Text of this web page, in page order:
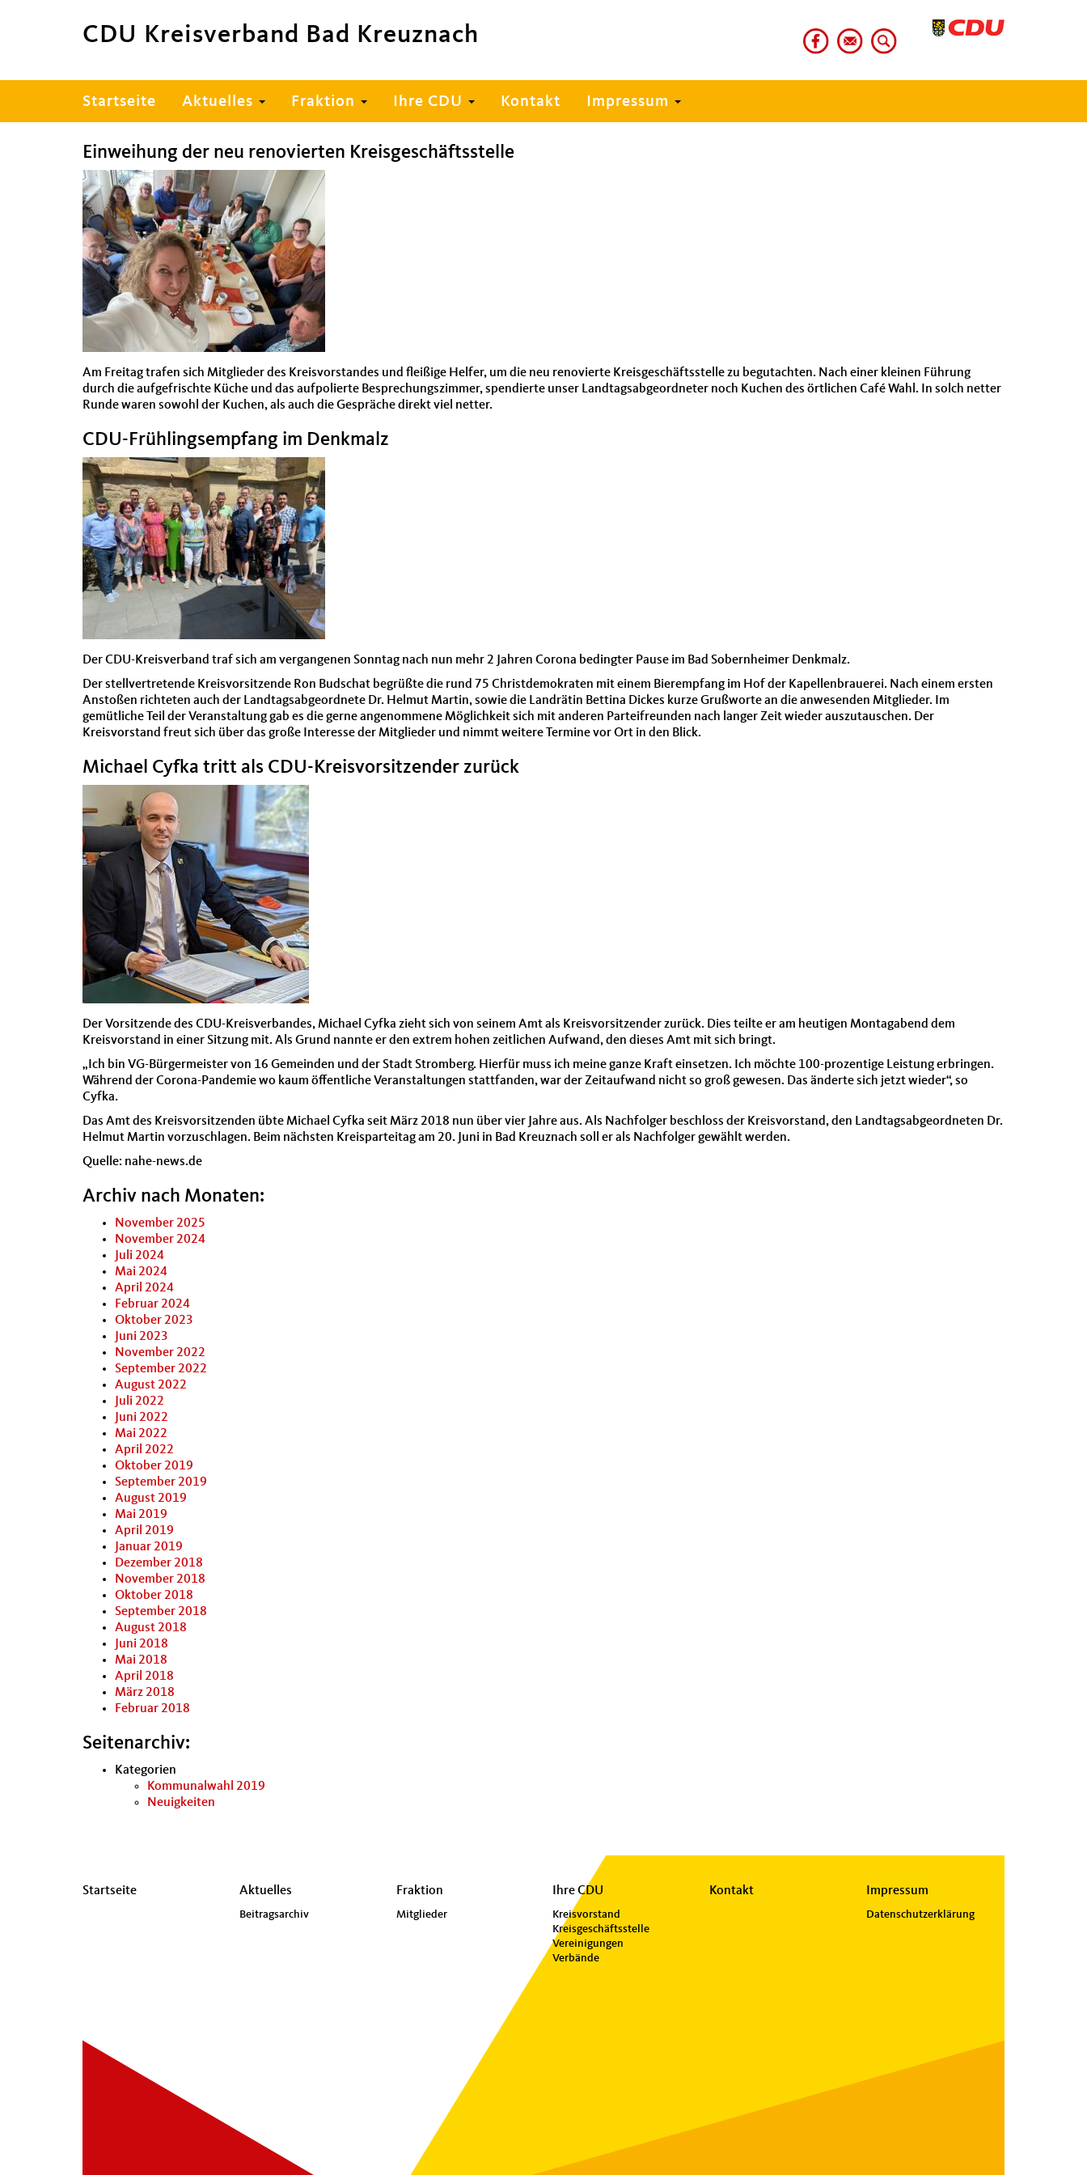
CDU Kreisverband Bad Kreuznach
Hauptnavigation
Startseite Aktuelles Fraktion Ihre CDU Kontakt Impressum
Einweihung der neu renovierten Kreisgeschäftsstelle
Am Freitag trafen sich Mitglieder des Kreisvorstandes und fleißige Helfer, um die neu renovierte Kreisgeschäftsstelle zu begutachten. Nach einer kleinen Führung
durch die aufgefrischte Küche und das aufpolierte Besprechungszimmer, spendierte unser Landtagsabgeordneter noch Kuchen des örtlichen Café Wahl. In solch netter
Runde waren sowohl der Kuchen, als auch die Gespräche direkt viel netter.
CDU-Frühlingsempfang im Denkmalz
Der CDU-Kreisverband traf sich am vergangenen Sonntag nach nun mehr 2 Jahren Corona bedingter Pause im Bad Sobernheimer Denkmalz.
Der stellvertretende Kreisvorsitzende Ron Budschat begrüßte die rund 75 Christdemokraten mit einem Bierempfang im Hof der Kapellenbrauerei. Nach einem ersten
Anstoßen richteten auch der Landtagsabgeordnete Dr. Helmut Martin, sowie die Landrätin Bettina Dickes kurze Grußworte an die anwesenden Mitglieder. Im
gemütliche Teil der Veranstaltung gab es die gerne angenommene Möglichkeit sich mit anderen Parteifreunden nach langer Zeit wieder auszutauschen. Der
Kreisvorstand freut sich über das große Interesse der Mitglieder und nimmt weitere Termine vor Ort in den Blick.
Michael Cyfka tritt als CDU-Kreisvorsitzender zurück
Der Vorsitzende des CDU-Kreisverbandes, Michael Cyfka zieht sich von seinem Amt als Kreisvorsitzender zurück. Dies teilte er am heutigen Montagabend dem
Kreisvorstand in einer Sitzung mit. Als Grund nannte er den extrem hohen zeitlichen Aufwand, den dieses Amt mit sich bringt.
„Ich bin VG-Bürgermeister von 16 Gemeinden und der Stadt Stromberg. Hierfür muss ich meine ganze Kraft einsetzen. Ich möchte 100-prozentige Leistung erbringen.
Während der Corona-Pandemie wo kaum öffentliche Veranstaltungen stattfanden, war der Zeitaufwand nicht so groß gewesen. Das änderte sich jetzt wieder“, so
Cyfka.
Das Amt des Kreisvorsitzenden übte Michael Cyfka seit März 2018 nun über vier Jahre aus. Als Nachfolger beschloss der Kreisvorstand, den Landtagsabgeordneten Dr.
Helmut Martin vorzuschlagen. Beim nächsten Kreisparteitag am 20. Juni in Bad Kreuznach soll er als Nachfolger gewählt werden.
Quelle: nahe-news.de
Archiv nach Monaten:
November 2025
November 2024
Juli 2024
Mai 2024
April 2024
Februar 2024
Oktober 2023
Juni 2023
November 2022
September 2022
August 2022
Juli 2022
Juni 2022
Mai 2022
April 2022
Oktober 2019
September 2019
August 2019
Mai 2019
April 2019
Januar 2019
Dezember 2018
November 2018
Oktober 2018
September 2018
August 2018
Juni 2018
Mai 2018
April 2018
März 2018
Februar 2018
Seitenarchiv:
Kategorien
Kommunalwahl 2019
Neuigkeiten
Seitenübersicht
Startseite Aktuelles
Beitragsarchiv
Fraktion
Mitglieder
Ihre CDU
Kreisvorstand
Kreisgeschäftsstelle
Vereinigungen
Verbände
Kontakt Impressum
Datenschutzerklärung